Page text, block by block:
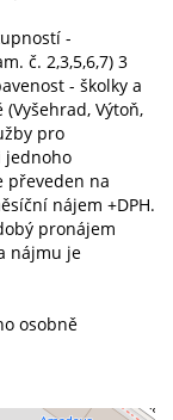
-
č. 2,3,5,6,7) 3
- školky a
Výtoň,
pro
jednoho
převeden na
nájem +DPH.
pronájem
nájmu je
osobně